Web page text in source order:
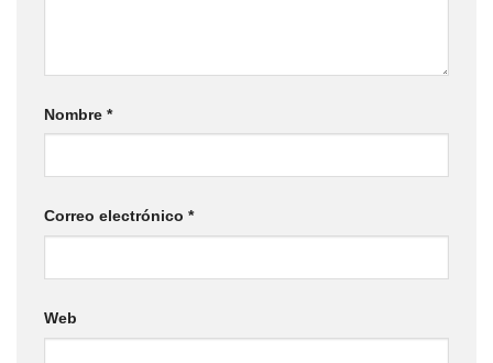
Nombre *
Correo electrónico *
Web